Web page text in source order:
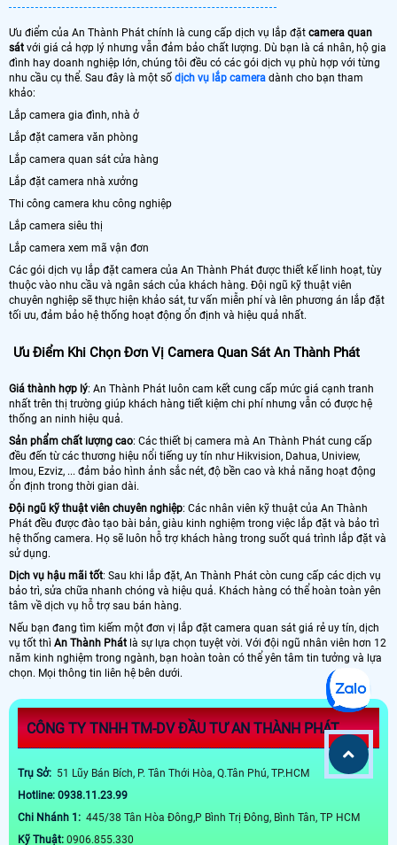
Ưu điểm của An Thành Phát chính là cung cấp dịch vụ lắp đặt camera quan
sát với giá cả hợp lý nhưng vẫn đảm bảo chất lượng. Dù bạn là cá nhân, hộ gia
đình hay doanh nghiệp lớn, chúng tôi đều có các gói dịch vụ phù hợp với từng
nhu cầu cụ thể. Sau đây là một số dịch vụ lắp camera dành cho bạn tham
khảo:
Lắp camera gia đình, nhà ở
Lắp đặt camera văn phòng
Lắp camera quan sát cửa hàng
Lắp đặt camera nhà xưởng
Thi công camera khu công nghiệp
Lắp camera siêu thị
Lắp camera xem mã vận đơn
Các gói dịch vụ lắp đặt camera của An Thành Phát được thiết kế linh hoạt, tùy
thuộc vào nhu cầu và ngân sách của khách hàng. Đội ngũ kỹ thuật viên
chuyên nghiệp sẽ thực hiện khảo sát, tư vấn miễn phí và lên phương án lắp đặt
tối ưu, đảm bảo hệ thống hoạt động ổn định và hiệu quả nhất.
Ưu Điểm Khi Chọn Đơn Vị Camera Quan Sát An Thành Phát
Giá thành hợp lý: An Thành Phát luôn cam kết cung cấp mức giá cạnh tranh
nhất trên thị trường giúp khách hàng tiết kiệm chi phí nhưng vẫn có được hệ
thống an ninh hiệu quả.
Sản phẩm chất lượng cao: Các thiết bị camera mà An Thành Phát cung cấp
đều đến từ các thương hiệu nổi tiếng uy tín như Hikvision, Dahua, Uniview,
Imou, Ezviz, ... đảm bảo hình ảnh sắc nét, độ bền cao và khả năng hoạt động
ổn định trong thời gian dài.
Đội ngũ kỹ thuật viên chuyên nghiệp: Các nhân viên kỹ thuật của An Thành
Phát đều được đào tạo bài bản, giàu kinh nghiệm trong việc lắp đặt và bảo trì
hệ thống camera. Họ sẽ luôn hỗ trợ khách hàng trong suốt quá trình lắp đặt và
sử dụng.
Dịch vụ hậu mãi tốt: Sau khi lắp đặt, An Thành Phát còn cung cấp các dịch vụ
bảo trì, sửa chữa nhanh chóng và hiệu quả. Khách hàng có thể hoàn toàn yên
tâm về dịch vụ hỗ trợ sau bán hàng.
Nếu bạn đang tìm kiếm một đơn vị lắp đặt camera quan sát giá rẻ uy tín, dịch
vụ tốt thì An Thành Phát là sự lựa chọn tuyệt vời. Với đội ngũ nhân viên hơn 12
năm kinh nghiệm trong ngành, bạn hoàn toàn có thể yên tâm tin tưởng và lựa
chọn. Mọi thông tin liên hệ bên dưới.
CÔNG TY TNHH TM-DV ĐẦU TƯ AN THÀNH PHÁT
Trụ Sở: 51 Lũy Bán Bích, P. Tân Thới Hòa, Q.Tân Phú, TP.HCM
Hotline: 0938.11.23.99
Chi Nhánh 1: 445/38 Tân Hòa Đông,P Bình Trị Đông, Bình Tân, TP HCM
Kỹ Thuật: 0906.855.330